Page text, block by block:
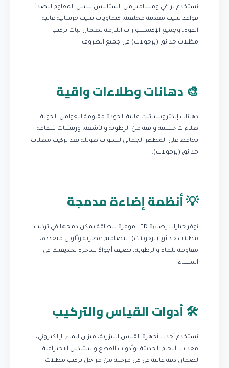
نستخدم براغي ومسامير من الستانلس ستيل المقاوم للصدأ،
قواعد تثبيت معدنية مجلفنة، كيماويات تثبيت خرسانية عالية
القوة، وجميع الإكسسوارات اللازمة لضمان ثبات تركيب
مظلات حدائق (برجولات) في جميع الظروف.
🎨 دهانات وطلاءات واقية
دهانات إلكتروستاتيك عالية الجودة مقاومة للعوامل الجوية،
طلاءات خشبية واقية من الرطوبة والأشعة، ورنيشات شفافة
تحافظ على المظهر الجمالي لسنوات طويلة بعد تركيب مظلات
حدائق (برجولات).
💡 أنظمة إضاءة مدمجة
نوفر خيارات إضاءة LED موفرة للطاقة يمكن دمجها في تركيب
مظلات حدائق (برجولات)، بتصاميم عصرية وألوان متعددة،
مقاومة للماء والرطوبة، تضيف أجواءً ساحرة لحديقتك في
المساء.
🛠️ أدوات القياس والتركيب
نستخدم أحدث أجهزة القياس الليزرية، ميزان الماء الإلكتروني،
معدات اللحام الحديثة، وأدوات القطع والتشكيل الاحترافية
لضمان دقة عالية في كل مرحلة من مراحل تركيب مظلات